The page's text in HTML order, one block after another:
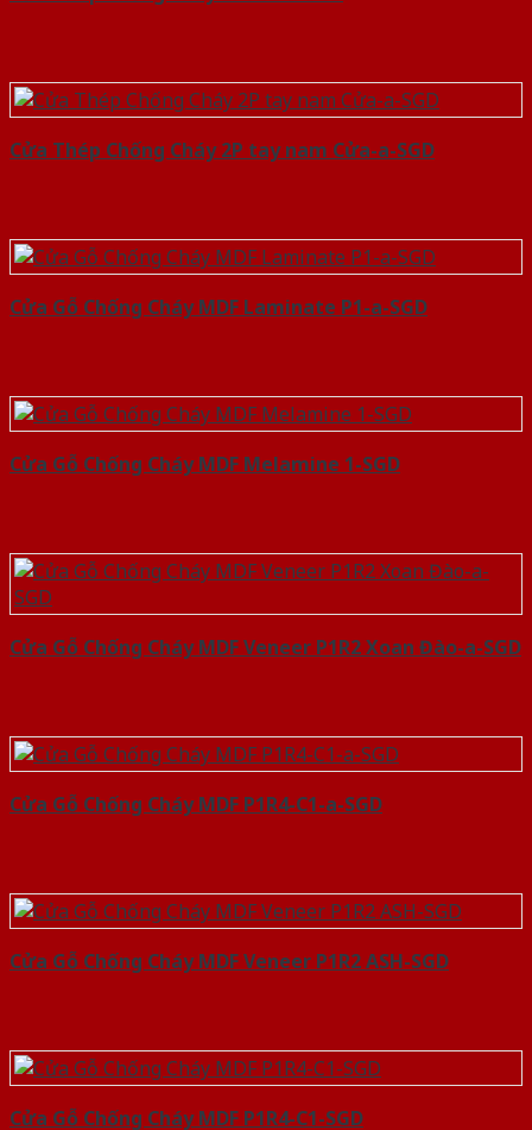
Cửa Thép Chống Cháy 2P tay nam Cửa-a-SGD
Cửa Gỗ Chống Cháy MDF Laminate P1-a-SGD
Cửa Gỗ Chống Cháy MDF Melamine 1-SGD
Cửa Gỗ Chống Cháy MDF Veneer P1R2 Xoan Đào-a-SGD
Cửa Gỗ Chống Cháy MDF P1R4-C1-a-SGD
Cửa Gỗ Chống Cháy MDF Veneer P1R2 ASH-SGD
Cửa Gỗ Chống Cháy MDF P1R4-C1-SGD